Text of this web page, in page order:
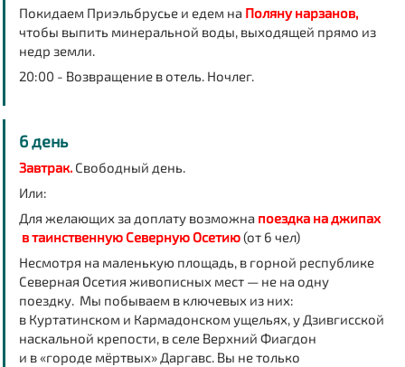
Покидаем Приэльбрусье и едем на Поляну нарзанов,
чтобы выпить минеральной воды, выходящей прямо из
недр земли.
20:00 - Возвращение в отель. Ночлег.
6 день
Завтрак.Свободный день.
Или:
Для желающих за доплату возможна поездка на джипах
в таинственную Северную Осетию(от 6 чел)
Несмотря на маленькую площадь, в горной республике
Северная Осетия живописных мест — не на одну
поездку. Мы побываем в ключевых из них:
в Куртатинском и Кармадонском ущельях, у Дзивгисской
наскальной крепости, в селе Верхний Фиагдон
и в «городе мёртвых» Даргавс. Вы не только